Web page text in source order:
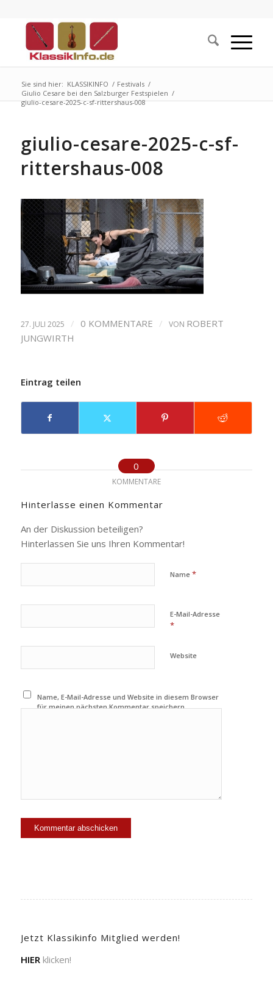
Sie sind hier: KLASSIKINFO / Festivals /
Giulio Cesare bei den Salzburger Festspielen /
giulio-cesare-2025-c-sf-rittershaus-008
giulio-cesare-2025-c-sf-
rittershaus-008
27. JULI 2025 / 0 KOMMENTARE / VON ROBERT
JUNGWIRTH
Eintrag teilen
0
KOMMENTARE
Hinterlasse einen Kommentar
An der Diskussion beteiligen?
Hinterlassen Sie uns Ihren Kommentar!
Name *
E-Mail-Adresse
*
Website
Name, E-Mail-Adresse und Website in diesem Browser
für meinen nächsten Kommentar speichern.
Jetzt Klassikinfo Mitglied werden!
HIERklicken!